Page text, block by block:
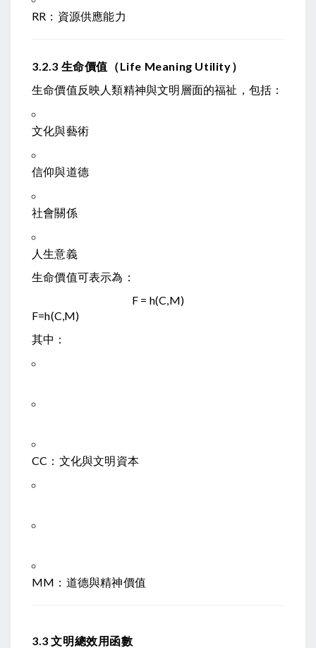
RR ：資源供應能力
3.2.3 生命價值（Life Meaning Utility）
生命價值反映人類精神與文明層面的福祉，包括：
文化與藝術
信仰與道德
社會關係
人生意義
生命價值可表示為：
F = h(C,M)
F=h(C,M)
其中：
CC ：文化與文明資本
MM ：道德與精神價值
3.3 文明總效用函數